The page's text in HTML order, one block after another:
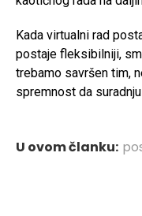
Kada virtualni rad
postaje fleksibilniji,
trebamo savršen tim,
spremnost da
U ovom članku: